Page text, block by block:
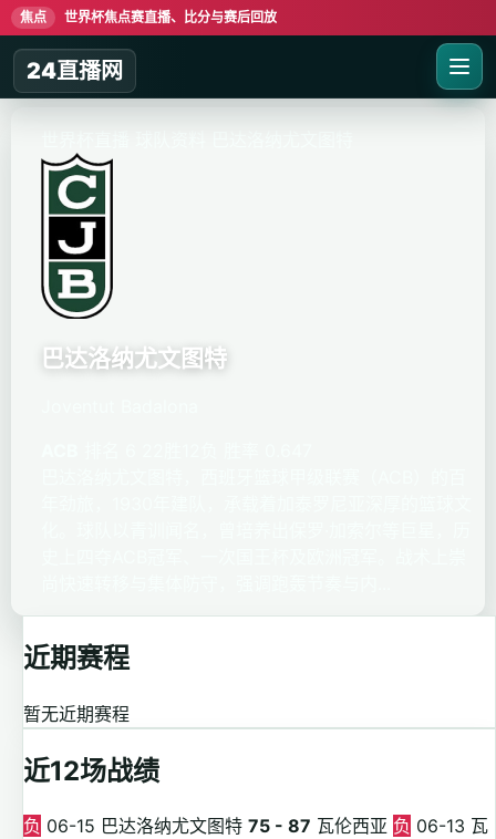
焦点 世界杯焦点赛直播、比分与赛后回放
24直播网
巴达洛纳尤文图特
近期赛程
暂无近期赛程
近12场战绩
负 06-15 巴达洛纳尤文图特 75 - 87 瓦伦西亚 负 06-13 瓦